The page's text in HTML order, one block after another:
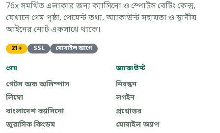
76x সমর্থিত এলাকার জন্য ক্যাসিনো ও স্পোর্টস বেটিং কেন্দ্র,
যেখানে গেম পৃষ্ঠা, পেমেন্ট তথ্য, অ্যাকাউন্ট সহায়তা ও স্থানীয়
আইনের নোট একসাথে থাকে।
21+ SSL মোবাইল আগে
গেম
গেটস অফ অলিম্পাস
লিম্বো
বাংলাদেশ ক্যাসিনো
জুরাসিক কিংডম
অ্যাকাউন্ট
নিবন্ধন
লগইন
প্রশ্নোত্তর
মোবাইল অ্যাপ